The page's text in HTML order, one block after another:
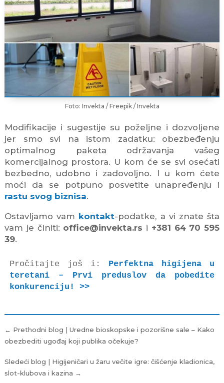
Foto: Invekta / Freepik / Invekta
Modifikacije i sugestije su poželjne i dozvoljene
jer smo svi na istom zadatku: obezbeđenju
optimalnog paketa održavanja vašeg
komercijalnog prostora. U kom će se svi osećati
bezbedno, udobno i zadovoljno. I u kom ćete
moći da se potpuno posvetite unapređenju i
rastu svog biznisa.
Ostavljamo vam kontakt-podatke, a vi znate šta
vam je činiti: office@invekta.rs i +381 64 70 595
39.
Pročitajte još i: Perfektna higijena u
teretani – Prvi preduslov da pobedite
konkurenciju! >>
članka
← Prethodni blog | Uredne bioskopske i pozorišne sale – Kako
obezbediti ugođaj koji publika očekuje?
Sledeći blog | Higijeničari u žaru večite igre: čišćenje kladionica,
slot-klubova i kazina →